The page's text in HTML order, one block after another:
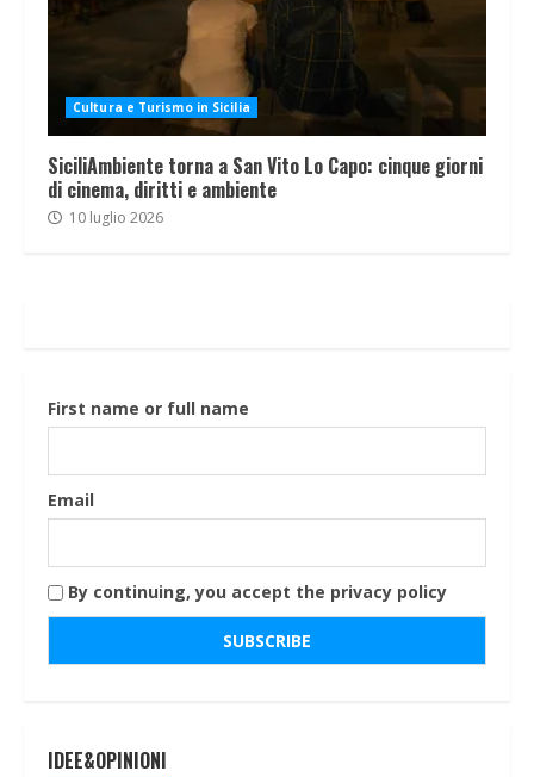
Cultura e Turismo in Sicilia
SiciliAmbiente torna a San Vito Lo Capo: cinque giorni
di cinema, diritti e ambiente
10 luglio 2026
First name or full name
Email
By continuing, you accept the privacy policy
IDEE&OPINIONI